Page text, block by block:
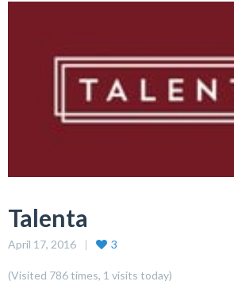
Talenta
April 17, 2016 3
(Visited 786 times, 1 visits today)